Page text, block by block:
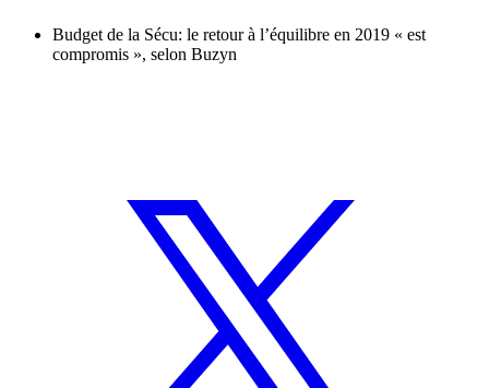
Budget de la Sécu: le retour à l’équilibre en 2019 « est
compromis », selon Buzyn